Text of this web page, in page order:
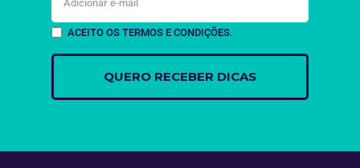
ACEITO OS TERMOS E CONDIÇÕES.